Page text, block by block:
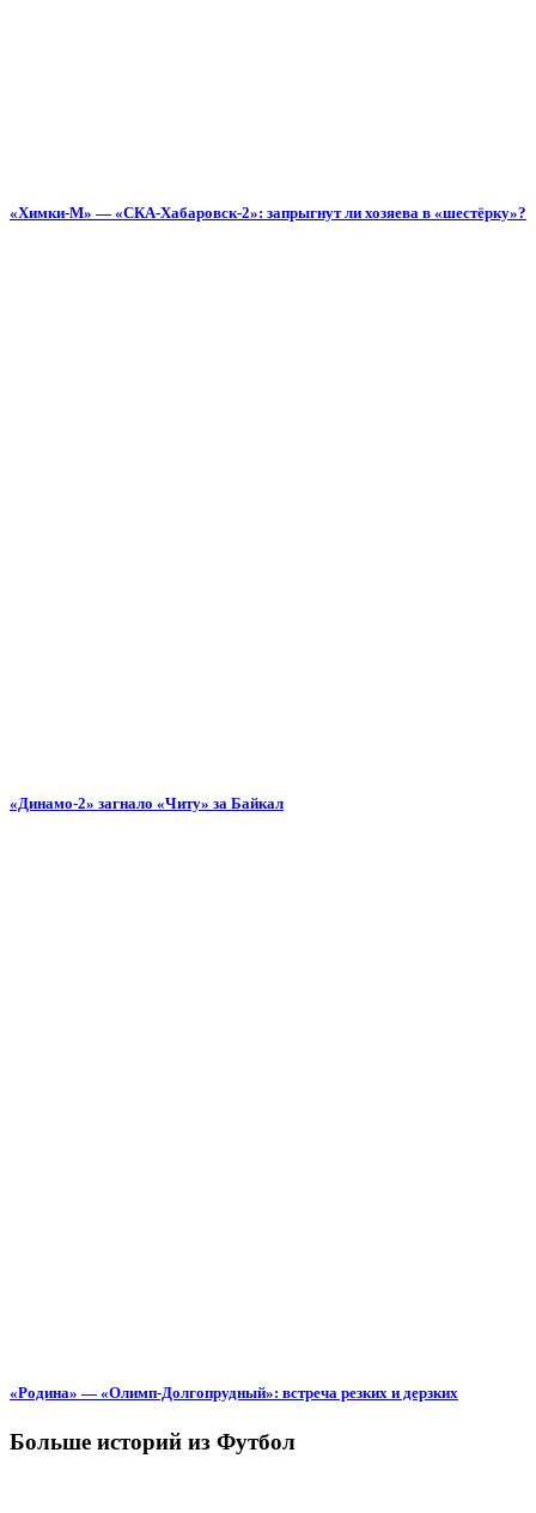
«Химки-М» — «СКА-Хабаровск-2»: запрыгнут ли хозяева в «шестёрку»?
«Динамо-2» загнало «Читу» за Байкал
«Родина» — «Олимп-Долгопрудный»: встреча резких и дерзких
Больше историй из Футбол